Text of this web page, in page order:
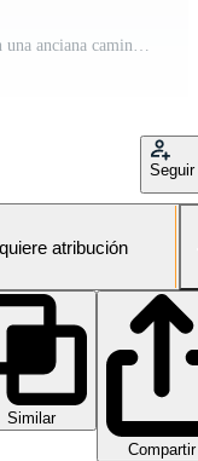
joven fisioterapeuta asiática que trabaja con una anciana caminando con un andador Vídeo Gratis
Seguir
atribución
Similar
Compartir